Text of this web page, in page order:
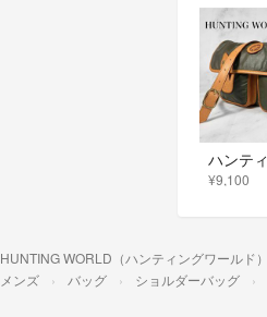
¥9,100
HUNTING WORLD（ハンティングワールド）
メンズ バッグ ショルダーバッグ